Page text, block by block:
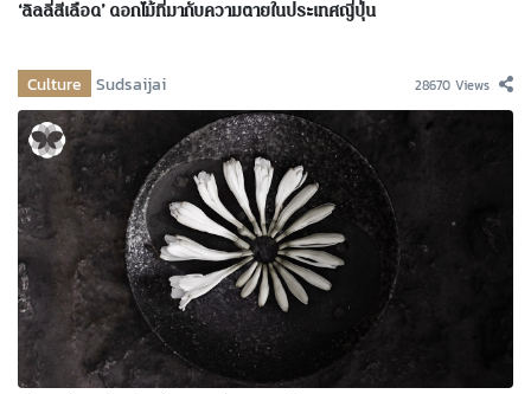
‘ลิลลี่สีเลือด’ ดอกไม้ที่มากับความตายในประเทศญี่ปุ่น
Culture Sudsaijai 28670 Views